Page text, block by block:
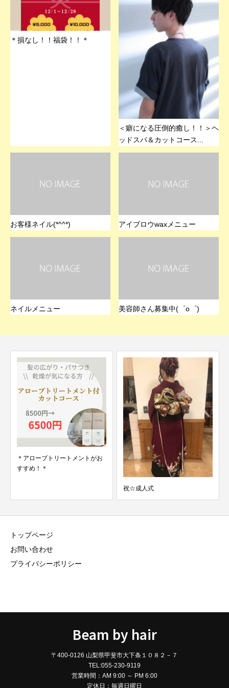
＊損なし！！福袋！！＊
＜癖になる圧倒的癒し！！＞ヘ
ッドスパ＆カットコース...
お客様ネイル(*^^*) アイブロウwaxメニュー
ネイルメニュー 美容師さん募集中(゜o゜)
＊アローブトリートメントがお
すすめ！＊
祝☆成人式
トップページ
お問い合わせ
プライバシーポリシー
Beam by hair
〒400-0126 山梨県甲斐市大下条１０８２－７
TEL:055-230-9119
営業時間：AM 9:00 ～ PM 6:00
定休日：毎週日曜日